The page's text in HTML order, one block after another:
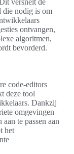
versnelt de
die nodig is om
ontvangen,
algoritmen,
bevorderd.
code-editors
deze tool
Dankzij
omgevingen
te passen aan
het